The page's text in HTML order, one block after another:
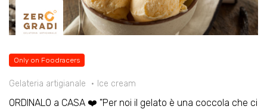
Only on Foodracers
Gelateria artigianale Ice cream
ORDINALO a CASA ❤️ "Per noi il gelato è una coccola che ci